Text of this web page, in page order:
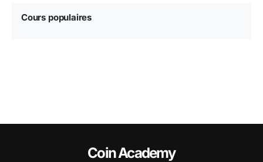
Cours populaires
Coin Academy